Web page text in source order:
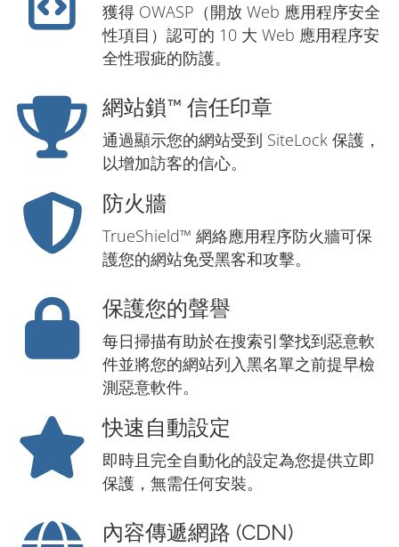
獲得 OWASP（開放 Web 應用程序安全
性項目）認可的 10 大 Web 應用程序安
全性瑕疵的防護。
網站鎖™ 信任印章
通過顯示您的網站受到 SiteLock 保護，
以增加訪客的信心。
防火牆
TrueShield™ 網絡應用程序防火牆可保
護您的網站免受黑客和攻擊。
保護您的聲譽
每日掃描有助於在搜索引擎找到惡意軟
件並將您的網站列入黑名單之前提早檢
測惡意軟件。
快速自動設定
即時且完全自動化的設定為您提供立即
保護，無需任何安裝。
內容傳遞網路 (CDN)